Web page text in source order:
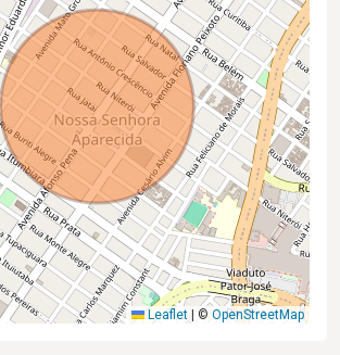
Leaflet | © OpenStreetMap